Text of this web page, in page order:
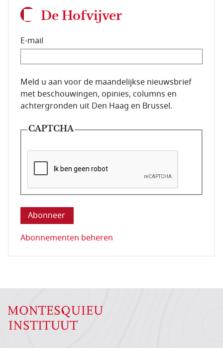
De Hofvijver
E-mail
E-mailadres van de abonnee.
Meld u aan voor de maandelijkse nieuwsbrief
met beschouwingen, opinies, columns en
achtergronden uit Den Haag en Brussel.
CAPTCHA
Deze vraag is om te controleren dat u een mens
Abonnementen beheren